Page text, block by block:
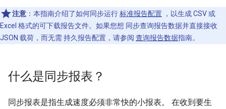
注意 ：本指南介绍了如何同步运行标准报告配置 ，以生成 CSV 或
Excel 格式的可下载报告文件。如果您想 同步查询报告数据并直接接收
JSON 载荷，而无需 持久报告配置，请参阅 查询报告数据指南。
什么是同步报表？
同步报表是指生成速度必须非常快的小报表。 在收到要生